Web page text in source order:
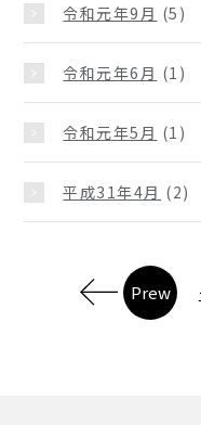
令和元年9月 (5)
令和元年6月 (1)
令和元年5月 (1)
平成31年4月 (2)
Prew